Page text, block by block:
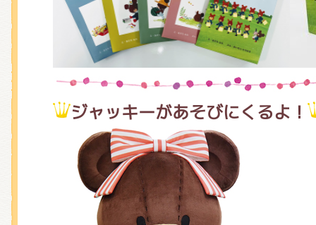
ジャッキーがあそびにくるよ！